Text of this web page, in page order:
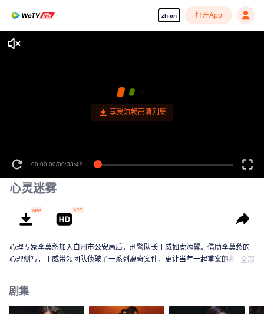
zh-cn 打开App
享受流畅高清剧集
00:00:00/00:33:42
心灵迷雾
心理专家李莫愁加入白州市公安局后，刑警队长丁威如虎添翼。借助李莫愁的
心理侧写，丁威带领团队侦破了一系列离奇案件，更让当年一起重案的幕后真
全部
剧集